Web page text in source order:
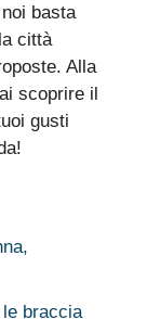
basta
città
Alla
scoprire il
gusti
braccia